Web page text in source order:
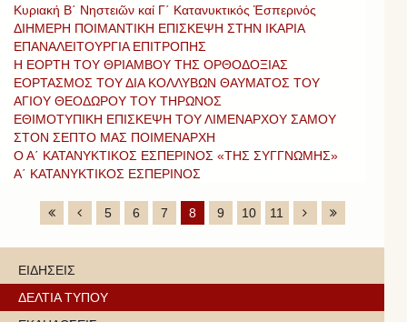
Κυριακή Β΄ Νηστειῶν καί Γ΄ Κατανυκτικός Ἑσπερινός
ΔΙΗΜΕΡΗ ΠΟΙΜΑΝΤΙΚΗ ΕΠΙΣΚΕΨΗ ΣΤΗΝ ΙΚΑΡΙΑ
ΕΠΑΝΑΛΕΙΤΟΥΡΓΙΑ ΕΠΙΤΡΟΠΗΣ
Η ΕΟΡΤΗ ΤΟΥ ΘΡΙΑΜΒΟΥ ΤΗΣ ΟΡΘΟΔΟΞΙΑΣ
ΕΟΡΤΑΣΜΟΣ ΤΟΥ ΔΙΑ ΚΟΛΛΥΒΩΝ ΘΑΥΜΑΤΟΣ ΤΟΥ
ΑΓΙΟΥ ΘΕΟΔΩΡΟΥ ΤΟΥ ΤΗΡΩΝΟΣ
ΕΘΙΜΟΤΥΠΙΚΗ ΕΠΙΣΚΕΨΗ ΤΟΥ ΛΙΜΕΝΑΡΧΟΥ ΣΑΜΟΥ
ΣΤΟΝ ΣΕΠΤΟ ΜΑΣ ΠΟΙΜΕΝΑΡΧΗ
Ο Α΄ ΚΑΤΑΝΥΚΤΙΚΟΣ ΕΣΠΕΡΙΝΟΣ «ΤΗΣ ΣΥΓΓΝΩΜΗΣ»
Α΄ ΚΑΤΑΝΥΚΤΙΚΟΣ ΕΣΠΕΡΙΝΟΣ
5 6 7 8 9 10 11
ΕΙΔΗΣΕΙΣ
ΔΕΛΤΙΑ ΤΥΠΟΥ